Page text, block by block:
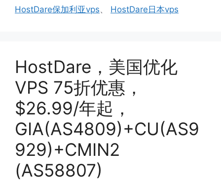
HostDare保加利亚vps、 HostDare日本vps
HostDare，美国优化
VPS 75折优惠，
$26.99/年起，
GIA(AS4809)+CU(AS9
929)+CMIN2
(AS58807)